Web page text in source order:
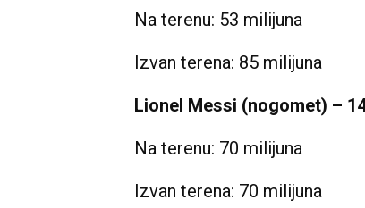
Na terenu: 53 milijuna
Izvan terena: 85 milijuna
Lionel Messi (nogomet) –
Na terenu: 70 milijuna
Izvan terena: 70 milijuna